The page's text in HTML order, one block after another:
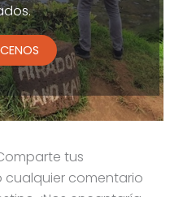
tus
cualquier comentario